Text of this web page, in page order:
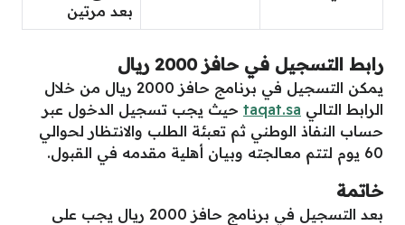
بعد مرتين
رابط التسجيل في حافز 2000 ريال
يمكن التسجيل في برنامج حافز 2000 ريال من خلال
الرابط التالي taqat.sa حيث يجب تسجيل الدخول عبر
حساب النفاذ الوطني ثم تعبئة الطلب والانتظار لحوالي
60 يوم لتتم معالجته وبيان أهلية مقدمه في القبول.
خاتمة
بعد التسجيل في برنامج حافز 2000 ريال يجب على